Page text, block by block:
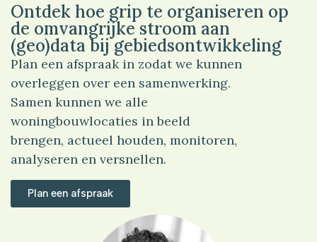
Ontdek hoe grip te organiseren op
de omvangrijke stroom aan
(geo)data bij gebiedsontwikkeling
Plan een afspraak in zodat we kunnen
overleggen over een samenwerking.
Samen kunnen we alle
woningbouwlocaties in beeld
brengen, actueel houden, monitoren,
analyseren en versnellen.
Plan een afspraak